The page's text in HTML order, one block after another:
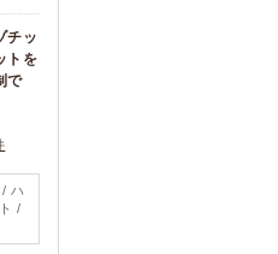
チッ
トを
で
ハ
/